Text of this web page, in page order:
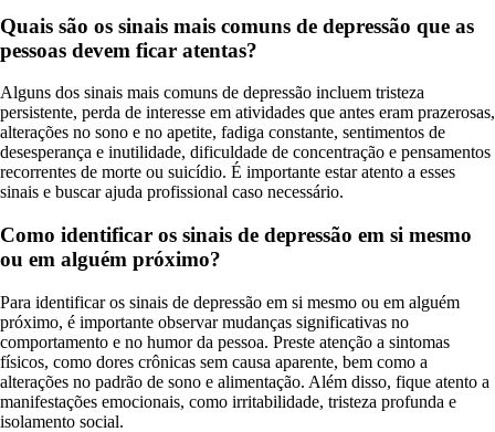
Quais são os sinais mais comuns de depressão que as
pessoas devem ficar atentas?
Alguns dos sinais mais comuns de depressão incluem tristeza
persistente, perda de interesse em atividades que antes eram prazerosas,
alterações no sono e no apetite, fadiga constante, sentimentos de
desesperança e inutilidade, dificuldade de concentração e pensamentos
recorrentes de morte ou suicídio. É importante estar atento a esses
sinais e buscar ajuda profissional caso necessário.
Como identificar os sinais de depressão em si mesmo
ou em alguém próximo?
Para identificar os sinais de depressão em si mesmo ou em alguém
próximo, é importante observar mudanças significativas no
comportamento e no humor da pessoa. Preste atenção a sintomas
físicos, como dores crônicas sem causa aparente, bem como a
alterações no padrão de sono e alimentação. Além disso, fique atento a
manifestações emocionais, como irritabilidade, tristeza profunda e
isolamento social.